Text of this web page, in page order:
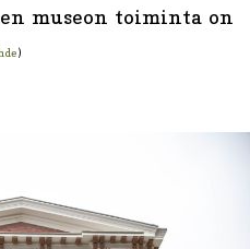
museon toiminta on
)